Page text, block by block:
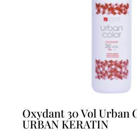
Oxydant 30 Vol Urban
URBAN KERATIN